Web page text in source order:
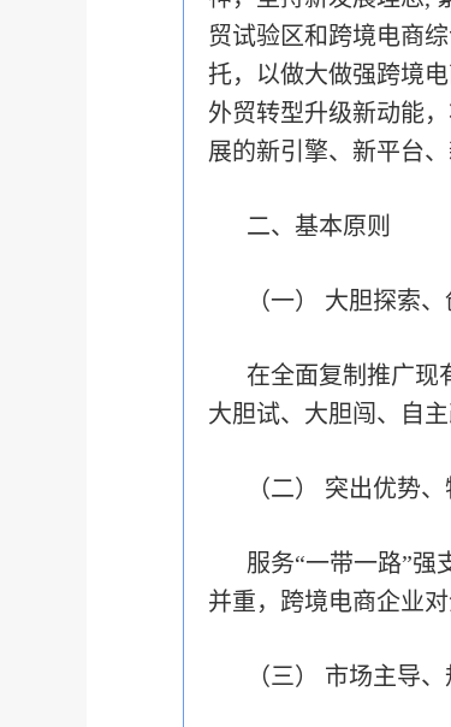
贸试验区和跨境电商
托，以做大做强跨境
外贸转型升级新动能
展的新引擎、新平台
二、基本原则
（一） 大胆探索
在全面复制推广现
大胆试、大胆闯、自
（二） 突出优势
服务“一带一路”强
并重，跨境电商企业
（三） 市场主导